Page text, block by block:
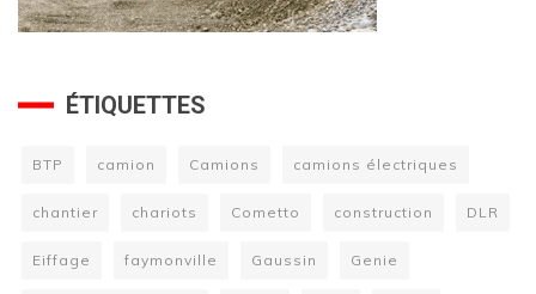
ÉTIQUETTES
BTP camion Camions camions électriques
chantier chariots Cometto construction DLR
Eiffage faymonville Gaussin Genie